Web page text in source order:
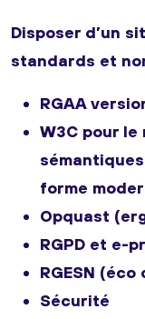
Disposer d’un
standards et
RGAA
W3C pour
forme
Opquast
RGPD et e-
RGESN
Sécurité